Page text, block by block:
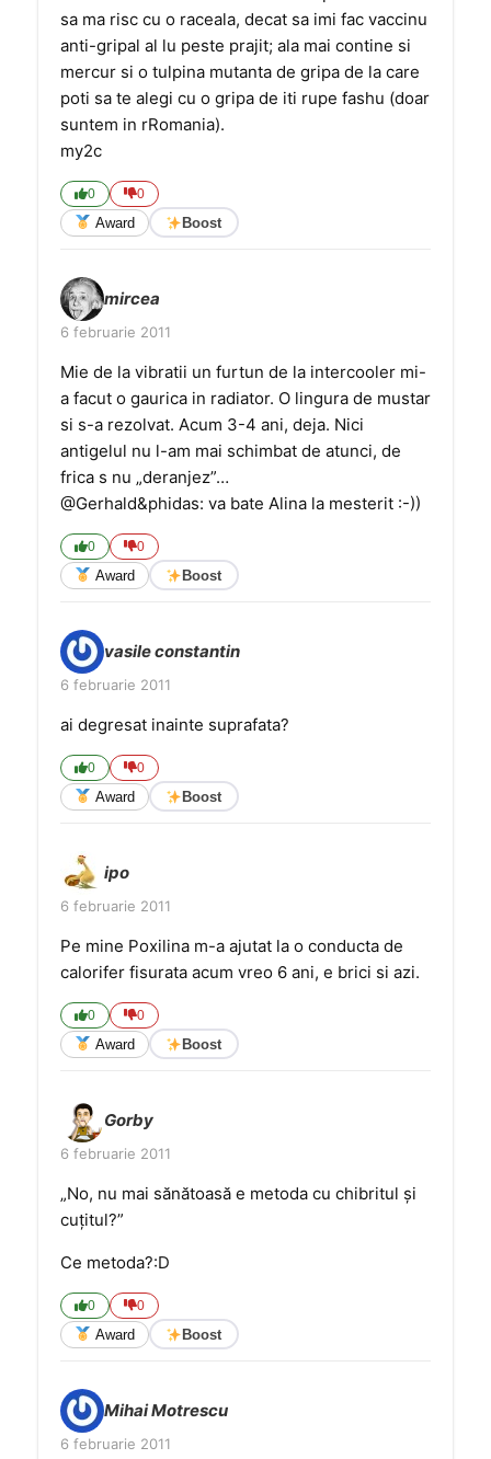
sa ma risc cu o raceala, decat sa imi fac vaccinu
anti-gripal al lu peste prajit; ala mai contine si
mercur si o tulpina mutanta de gripa de la care
poti sa te alegi cu o gripa de iti rupe fashu (doar
suntem in rRomania).
my2c
0 0
Award Boost
mircea
6 februarie 2011
Mie de la vibratii un furtun de la intercooler mi-
a facut o gaurica in radiator. O lingura de mustar
si s-a rezolvat. Acum 3-4 ani, deja. Nici
antigelul nu l-am mai schimbat de atunci, de
frica s nu „deranjez”…
@Gerhald&phidas: va bate Alina la mesterit :-))
0 0
Award Boost
vasile constantin
6 februarie 2011
ai degresat inainte suprafata?
0 0
Award Boost
ipo
6 februarie 2011
Pe mine Poxilina m-a ajutat la o conducta de
calorifer fisurata acum vreo 6 ani, e brici si azi.
0 0
Award Boost
Gorby
6 februarie 2011
„No, nu mai sănătoasă e metoda cu chibritul şi
cuţitul?”
Ce metoda?:D
0 0
Award Boost
Mihai Motrescu
6 februarie 2011